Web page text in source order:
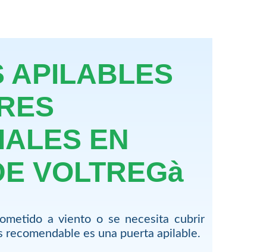
APILABLES
EN
VOLTREGà
a viento o se necesita cubrir
recomendable es una puerta apilable.